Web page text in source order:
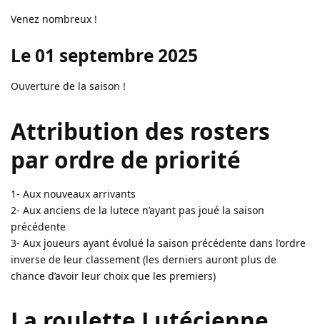
Venez nombreux !
Le 01 septembre 2025
Ouverture de la saison !
Attribution des rosters
par ordre de priorité
1- Aux nouveaux arrivants
2- Aux anciens de la lutece n’ayant pas joué la saison
précédente
3- Aux joueurs ayant évolué la saison précédente dans l’ordre
inverse de leur classement (les derniers auront plus de
chance d’avoir leur choix que les premiers)